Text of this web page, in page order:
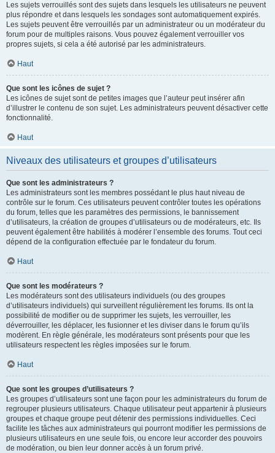
Les sujets verrouillés sont des sujets dans lesquels les utilisateurs ne peuvent
plus répondre et dans lesquels les sondages sont automatiquement expirés.
Les sujets peuvent être verrouillés par un administrateur ou un modérateur du
forum pour de multiples raisons. Vous pouvez également verrouiller vos
propres sujets, si cela a été autorisé par les administrateurs.
Haut
Que sont les icônes de sujet ?
Les icônes de sujet sont de petites images que l’auteur peut insérer afin
d’illustrer le contenu de son sujet. Les administrateurs peuvent désactiver cette
fonctionnalité.
Haut
Niveaux des utilisateurs et groupes d’utilisateurs
Que sont les administrateurs ?
Les administrateurs sont les membres possédant le plus haut niveau de
contrôle sur le forum. Ces utilisateurs peuvent contrôler toutes les opérations
du forum, telles que les paramètres des permissions, le bannissement
d’utilisateurs, la création de groupes d’utilisateurs ou de modérateurs, etc. Ils
peuvent également être habilités à modérer l’ensemble des forums. Tout ceci
dépend de la configuration effectuée par le fondateur du forum.
Haut
Que sont les modérateurs ?
Les modérateurs sont des utilisateurs individuels (ou des groupes
d’utilisateurs individuels) qui surveillent régulièrement les forums. Ils ont la
possibilité de modifier ou de supprimer les sujets, les verrouiller, les
déverrouiller, les déplacer, les fusionner et les diviser dans le forum qu’ils
modèrent. En règle générale, les modérateurs sont présents pour que les
utilisateurs respectent les règles imposées sur le forum.
Haut
Que sont les groupes d’utilisateurs ?
Les groupes d’utilisateurs sont une façon pour les administrateurs du forum de
regrouper plusieurs utilisateurs. Chaque utilisateur peut appartenir à plusieurs
groupes et chaque groupe peut détenir des permissions individuelles. Ceci
facilite les tâches aux administrateurs qui pourront modifier les permissions de
plusieurs utilisateurs en une seule fois, ou encore leur accorder des pouvoirs
de modération, ou bien leur donner accès à un forum privé.